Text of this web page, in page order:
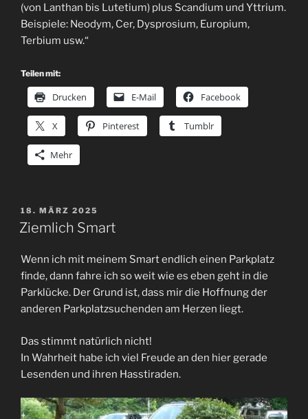
(von Lanthan bis Lutetium) plus Scandium und Yttrium.
Beispiele: Neodym, Cer, Dysprosium, Europium,
Terbium usw.“
Teilen mit:
Drucken E-Mail Facebook
X Pinterest Tumblr
Mehr
VERÖFFENTLICHT
AM
18. MÄRZ 2025
Ziemlich Smart
Wenn ich mit meinem Smart endlich einen Parkplatz
finde, dann fahre ich so weit wie es eben geht in die
Parklücke. Der Grund ist, dass mir die Hoffnung der
anderen Parkplatzsuchenden am Herzen liegt.
Das stimmt natürlich nicht!
In Wahrheit habe ich viel Freude an den hier gerade
Lesenden und ihren Hasstiraden.